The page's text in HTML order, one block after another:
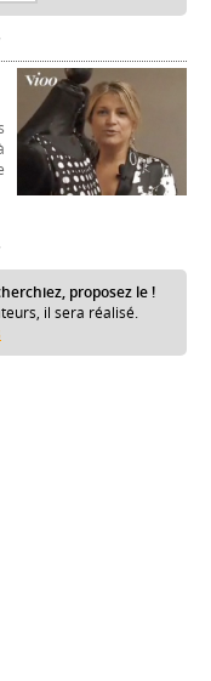
proposez le !
il sera réalisé.